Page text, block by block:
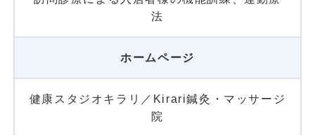
法
ホームページ
健康スタジオキラリ／Kirari鍼灸・マッサージ
院